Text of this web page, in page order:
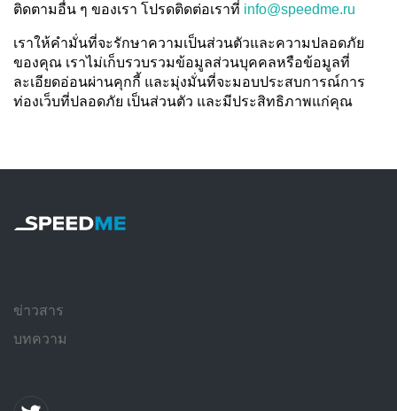
ติดตามอื่น ๆ ของเรา โปรดติดต่อเราที่ info@speedme.ru
เราให้คำมั่นที่จะรักษาความเป็นส่วนตัวและความปลอดภัย
ของคุณ เราไม่เก็บรวบรวมข้อมูลส่วนบุคคลหรือข้อมูลที่
ละเอียดอ่อนผ่านคุกกี้ และมุ่งมั่นที่จะมอบประสบการณ์การ
ท่องเว็บที่ปลอดภัย เป็นส่วนตัว และมีประสิทธิภาพแก่คุณ
ข่าวสาร
บทความ